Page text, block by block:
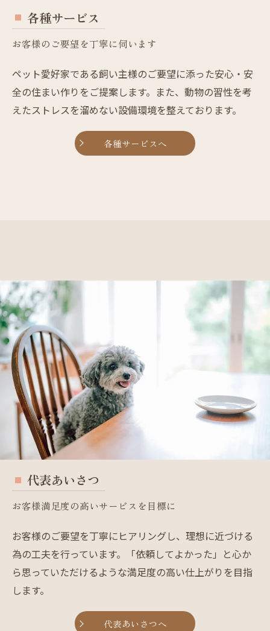
各種サービス
お客様のご要望を丁寧に伺います
ペット愛好家である飼い主様のご要望に添った安心・安
全の住まい作りをご提案します。また、動物の習性を考
えたストレスを溜めない設備環境を整えております。
各種サービスへ
代表あいさつ
お客様満足度の高いサービスを目標に
お客様のご要望を丁寧にヒアリングし、理想に近づける
為の工夫を行っています。「依頼してよかった」と心か
ら思っていただけるような満足度の高い仕上がりを目指
します。
代表あいさつへ